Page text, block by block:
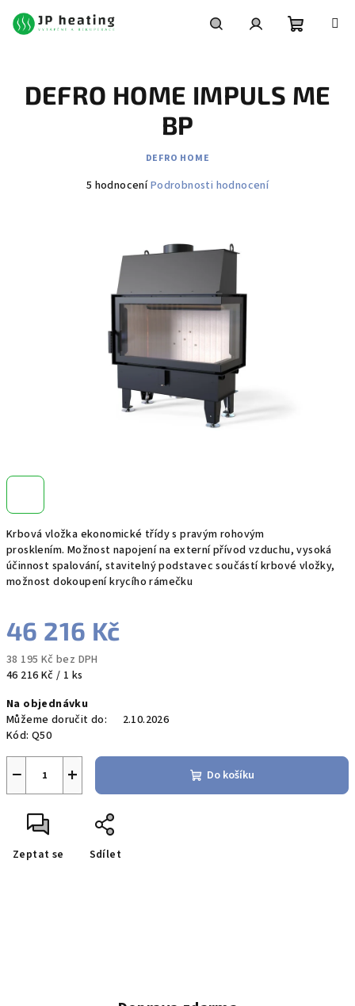
obsah
košík
Krbová vložka ekonomické třídy s pravým rohovým
prosklením. Možnost napojení na externí přívod vzduchu, vysoká
účinnost spalování, stavitelný podstavec součástí krbové vložky,
možnost dokoupení krycího rámečku
46 216 Kč
38 195 Kč bez DPH
Měrná
46 216 Kč / 1 ks
Na objednávku
Můžeme doručit do:
2.10.2026
Kód: Q50
+
− Do košíku
Zeptat se Sdílet
DEFRO HOME IMPULS ME
BP
DEFRO HOME
Průměrné
hvězdiček.
5 hodnoceníPodrobnosti hodnocení